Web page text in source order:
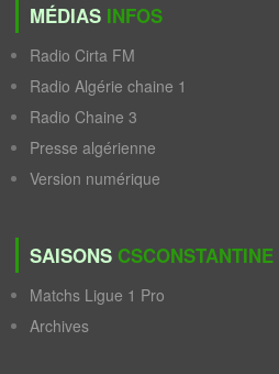
MÉDIAS INFOS
Radio Cirta FM
Radio Algérie chaine 1
Radio Chaine 3
Presse algérienne
Version numérique
SAISONS CSCONSTANTINE
Matchs Ligue 1 Pro
Archives